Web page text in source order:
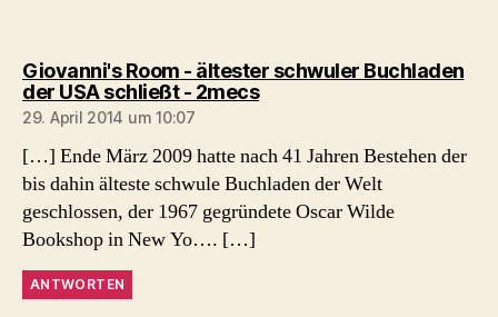
Giovanni's Room - ältester schwuler Buchladen
der USA schließt - 2mecssagt:
29. April 2014 um 10:07
[…] Ende März 2009 hatte nach 41 Jahren Bestehen der
bis dahin älteste schwule Buchladen der Welt
geschlossen, der 1967 gegründete Oscar Wilde
Bookshop in New Yo…. […]
ANTWORTEN